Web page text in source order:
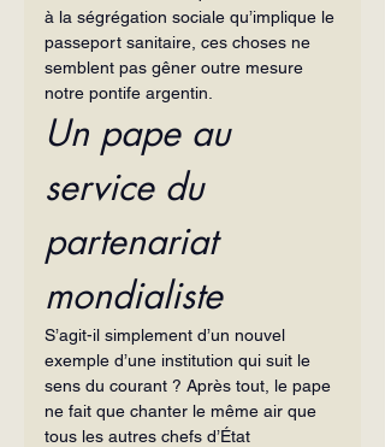
à la ségrégation sociale qu’implique le
passeport sanitaire, ces choses ne
semblent pas gêner outre mesure
notre pontife argentin.
Un pape au
service du
partenariat
mondialiste
S’agit-il simplement d’un nouvel
exemple d’une institution qui suit le
sens du courant ? Après tout, le pape
ne fait que chanter le même air que
tous les autres chefs d’État